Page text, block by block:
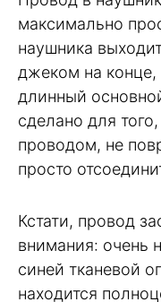
максимально
наушника
джеком на конце,
длинный
сделано для
проводом, не
просто
Кстати, провод
внимания: очень
синей тканевой
находится